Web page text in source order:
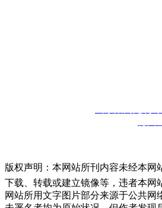
版权声明：本网站所刊内容未经本网
下载、转载或建立镜像等，违者本网
网站所用文字图片部分来源于公共网